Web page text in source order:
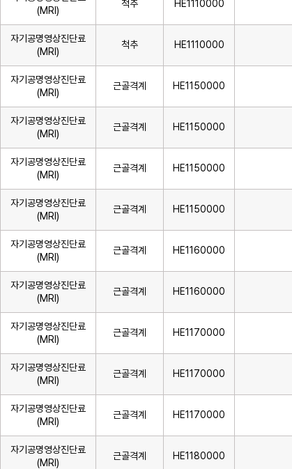
(MRI)
척추 HE1110000
자기공명영상진단료
(MRI)
척추 HE1110000
자기공명영상진단료
(MRI)
근골격계 HE1150000
자기공명영상진단료
(MRI)
근골격계 HE1150000
자기공명영상진단료
(MRI)
근골격계 HE1150000
자기공명영상진단료
(MRI)
근골격계 HE1150000
자기공명영상진단료
(MRI)
근골격계 HE1160000
자기공명영상진단료
(MRI)
근골격계 HE1160000
자기공명영상진단료
(MRI)
근골격계 HE1170000
자기공명영상진단료
(MRI)
근골격계 HE1170000
자기공명영상진단료
(MRI)
근골격계 HE1170000
자기공명영상진단료
(MRI)
근골격계 HE1180000